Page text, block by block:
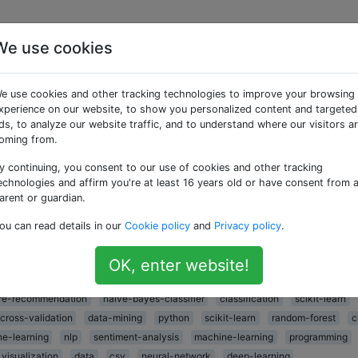
getaggte Fragen
als sklearn
mit über 50.000 Beispielen und 100
500 Bäume innerhalb von 43 Sekunden auf
10 Bäume (!) in 1 Minute und 2
habe nicht versucht, 500 Bäume zu züchten, da dies
language-model stanford-nlp
algorithms machine-learning career
recommendation naive-bayes-classifier classification
scikit-learn
cross-validation data-mining python scikit-learn random-forest
learning nlp sentiment-analysis machine-learning
programming
use cookies
use cookies and other tracking technologies to improve your browsing
on our website, to show you personalized content and targeted
to analyze our website traffic, and to understand where our visitors
from.
continuing, you consent to our use of cookies and other tracking
and affirm you're at least 16 years old or have consent from a
or guardian.
can read details in our Cookie policy and Privacy policy.
OK, enter website!